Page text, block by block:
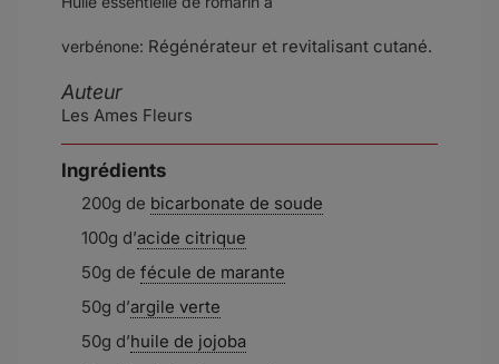
verbénone: Régénérateur et revitalisant cutané.
Auteur
Les Ames Fleurs
Ingrédients
200g de bicarbonate de soude
100g d’acide citrique
50g de fécule de marante
50g d’argile verte
50g d’huile de jojoba